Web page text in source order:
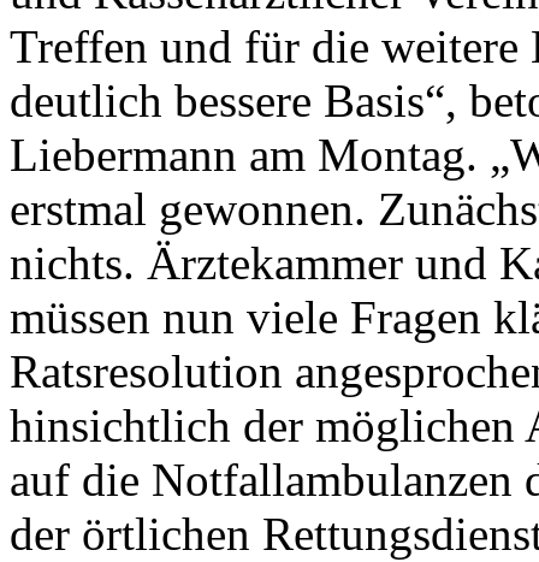
Treffen und für die
deutlich bessere Basis“,
Liebermann am Montag.
erstmal gewonnen.
nichts. Ärztekammer und
müssen nun viele Fragen
Ratsresolution
hinsichtlich der möglichen
auf die Notfallambulanzen
der örtlichen